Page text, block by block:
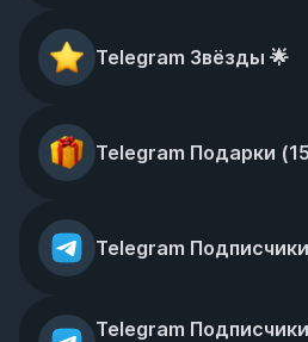
Telegram Звёзды 🌟
Telegram Подарки
Telegram
Telegram